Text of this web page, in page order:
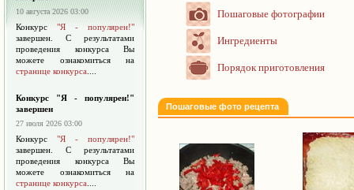
10 августа 2026 03:00
Конкурс "Я - популярен!"
завершен. С результатами
проведения конкурса Вы
можете ознакомиться на
странице конкурса
Конкурс "Я - популярен!"
завершен
27 июля 2026 03:00
Конкурс "Я - популярен!"
завершен. С результатами
проведения конкурса Вы
можете ознакомиться на
странице конкурса
Пошаговые фотографии
Ингредиенты
Порядок приготовления
Пошаговые фото рецепта